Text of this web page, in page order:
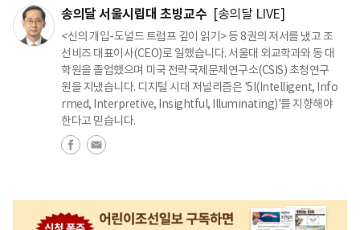
송의달 서울시립대 초빙교수 [송의달 LIVE]
<신의 개입-도널드 트럼프 깊이 읽기> 등 8권의 저서를 냈고 조
선비즈 대표이사(CEO)로 일했습니다. 서울대 외교학과와 동 대
학원을 졸업했으며 미국 전략국제문제연구소(CSIS) 초청연구
원을 지냈습니다. 디지털 시대 저널리즘은 '5I(Intelligent, Info
rmed, Interpretive, Insightful, Illuminating)'를 지향해야
한다고 믿습니다.